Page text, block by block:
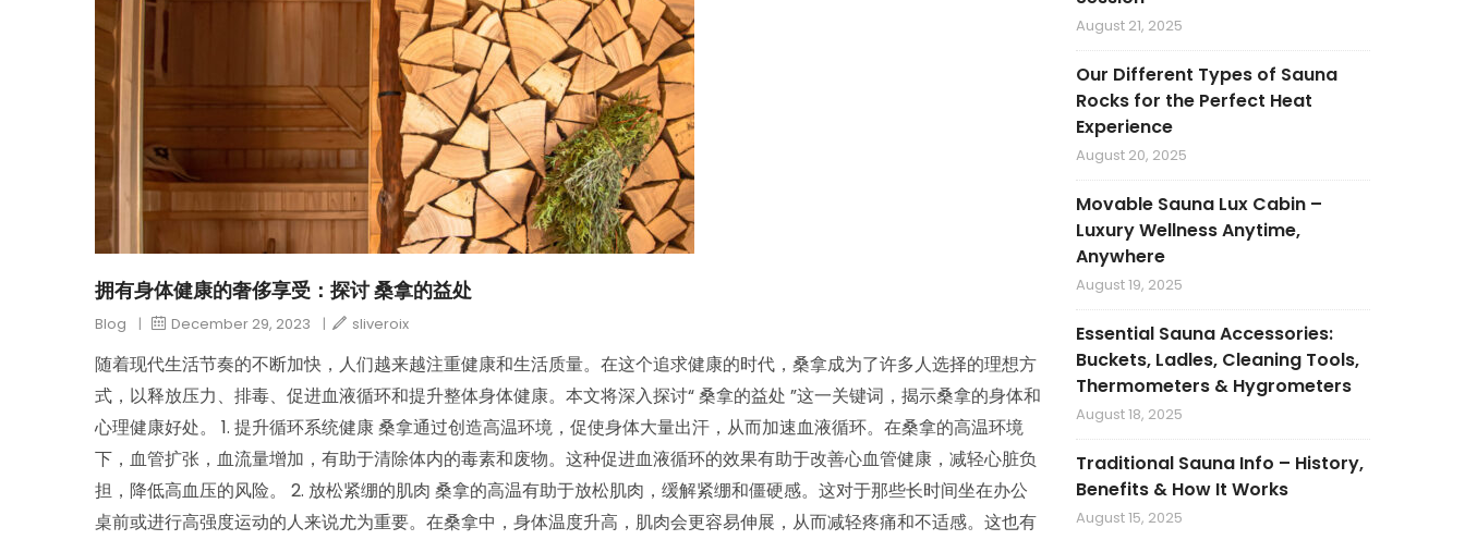
拥有身体健康的奢侈享受：探讨 桑拿的益处
Blog | December 29, 2023 | sliveroix
随着现代生活节奏的不断加快，人们越来越注重健康和生活质量。在这个追求健康的时代，桑拿成为了许多人选择的理想方
式，以释放压力、排毒、促进血液循环和提升整体身体健康。本文将深入探讨“ 桑拿的益处 ”这一关键词，揭示桑拿的身体和
心理健康好处。 1. 提升循环系统健康 桑拿通过创造高温环境，促使身体大量出汗，从而加速血液循环。在桑拿的高温环境
下，血管扩张，血流量增加，有助于清除体内的毒素和废物。这种促进血液循环的效果有助于改善心血管健康，减轻心脏负
担，降低高血压的风险。 2. 放松紧绷的肌肉 桑拿的高温有助于放松肌肉，缓解紧绷和僵硬感。这对于那些长时间坐在办公
桌前或进行高强度运动的人来说尤为重要。在桑拿中，身体温度升高，肌肉会更容易伸展，从而减轻疼痛和不适感。这也有
August 21, 2025
Our Different Types of Sauna
Rocks for the Perfect Heat
Experience
August 20, 2025
Movable Sauna Lux Cabin –
Luxury Wellness Anytime,
Anywhere
August 19, 2025
Essential Sauna Accessories:
Buckets, Ladles, Cleaning Tools,
Thermometers & Hygrometers
August 18, 2025
Traditional Sauna Info – History,
Benefits & How It Works
August 15, 2025